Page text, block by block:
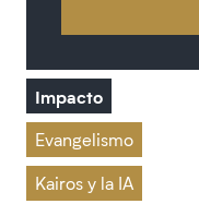
Impacto
Evangelismo
Kairos y la IA